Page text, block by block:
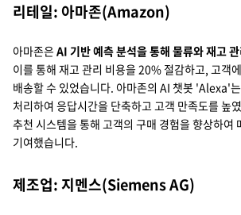
리테일: 아마존(Amazon)
아마존은 AI 기반 예측 분석을 통해 물류와 재고
이를 통해 재고 관리 비용을 20% 절감하고, 고객
배송할 수 있었습니다. 아마존의 AI 챗봇 'Alexa'
처리하여 응답시간을 단축하고 고객 만족도를 높
추천 시스템을 통해 고객의 구매 경험을 향상하여
기여했습니다.
제조업: 지멘스(Siemens AG)